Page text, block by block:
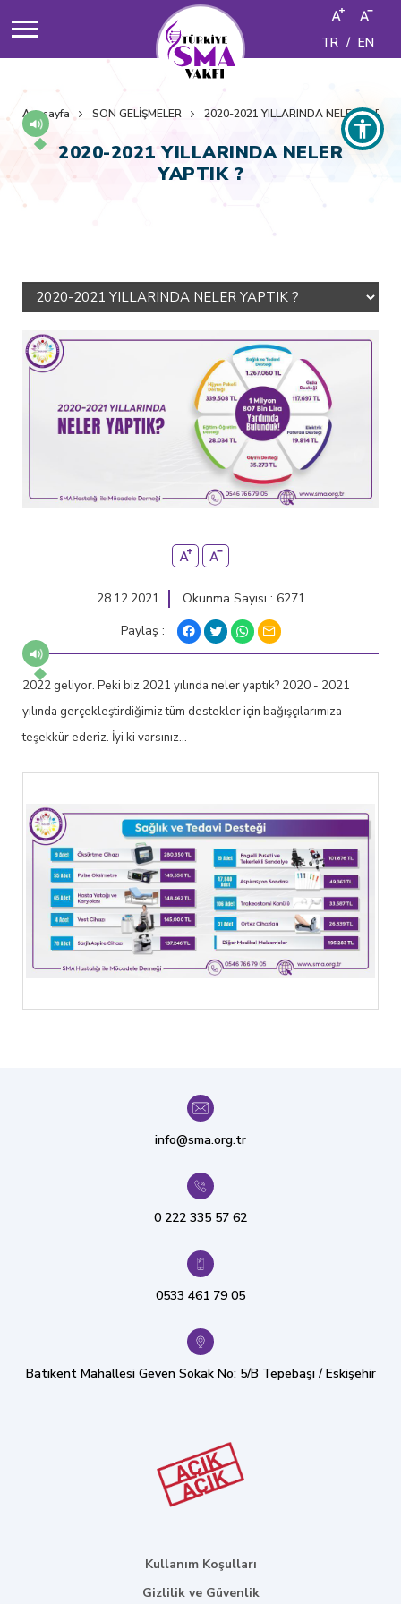
TR / EN
Anasayfa SON GELİŞMELER 2020-2021 YILLARINDA NELER
2020-2021 YILLARINDA NELER
YAPTIK ?
28.12.2021
Okunma Sayısı : 6271
Paylaş :
2022 geliyor. Peki biz 2021 yılında neler yaptık? 2020 - 2021
yılında gerçekleştirdiğimiz tüm destekler için bağışçılarımıza
teşekkür ederiz. İyi ki varsınız...
info@sma.org.tr
0 222 335 57 62
0533 461 79 05
Batıkent Mahallesi Geven Sokak No: 5/B Tepebaşı / Eskişehir
Kullanım Koşulları
Gizlilik ve Güvenlik